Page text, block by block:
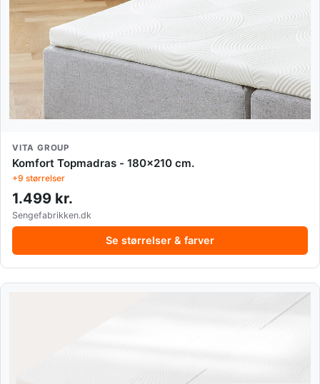
VITA GROUP
Komfort Topmadras - 180x210 cm.
+9 størrelser
1.499 kr.
Sengefabrikken.dk
Se størrelser & farver